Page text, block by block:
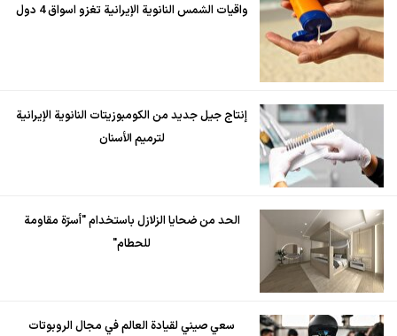
واقيات الشمس النانوية الإيرانية تغزو اسواق 4 دول
إنتاج جيل جديد من الكومبوزيتات النانوية الإيرانية
لترميم الأسنان
الحد من ضحايا الزلازل باستخدام "أسرّة مقاومة
للحطام"
سعي صيني لقيادة العالم في مجال الروبوتات